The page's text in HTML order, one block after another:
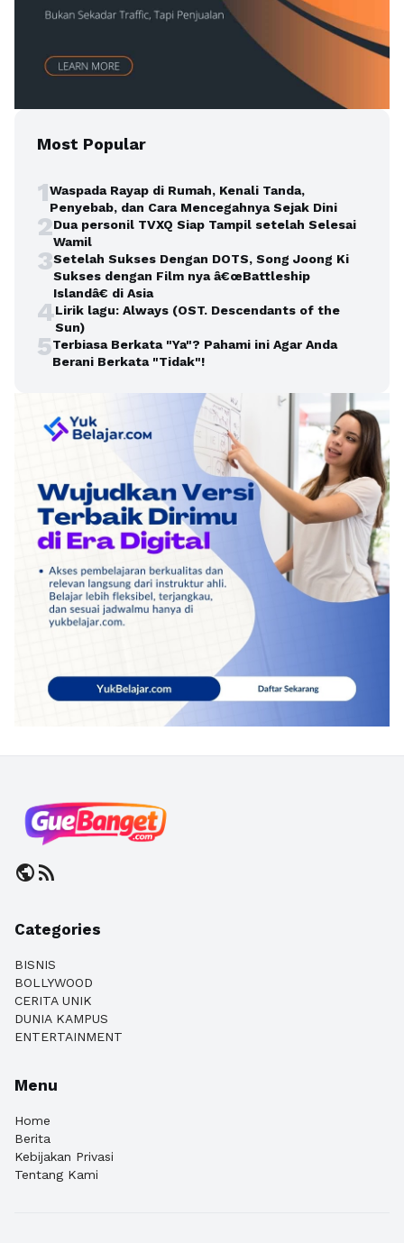
Most Popular
1Waspada Rayap di Rumah, Kenali Tanda,
Penyebab, dan Cara Mencegahnya Sejak Dini
2Dua personil TVXQ Siap Tampil setelah Selesai
Wamil
3Setelah Sukses Dengan DOTS, Song Joong Ki
Sukses dengan Film nya â€œBattleship
Islandâ€ di Asia
4Lirik lagu: Always (OST. Descendants of the
Sun)
5Terbiasa Berkata "Ya"? Pahami ini Agar Anda
Berani Berkata "Tidak"!
publicrss_feed
Categories
BISNIS
BOLLYWOOD
CERITA UNIK
DUNIA KAMPUS
ENTERTAINMENT
Menu
Home
Berita
Kebijakan Privasi
Tentang Kami